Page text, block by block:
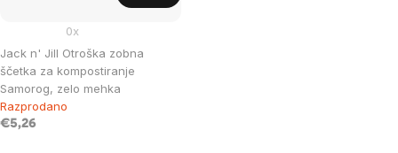
Jack n' Jill Otroška zobna
ščetka za kompostiranje
Samorog, zelo mehka
0x
Razprodano
€5,26